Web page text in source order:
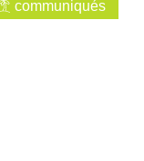
communiqués